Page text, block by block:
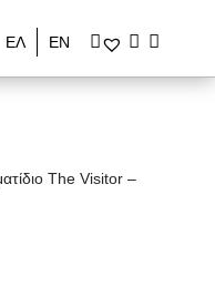
ΕΛ ΕΝ
The Visitor –